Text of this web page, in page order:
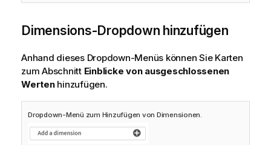
Dimensions-Dropdown hinzufügen
Anhand dieses Dropdown-Menüs können Sie Karten
zum Abschnitt Einblicke von ausgeschlossenen
Wertenhinzufügen.
Dropdown-Menü zum Hinzufügen von Dimensionen.